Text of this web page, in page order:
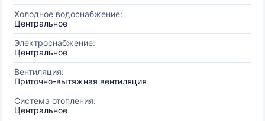
Холодное водоснабжение:
Центральное
Электроснабжение:
Центральное
Вентиляция:
Приточно-вытяжная вентиляция
Система отопления:
Центральное